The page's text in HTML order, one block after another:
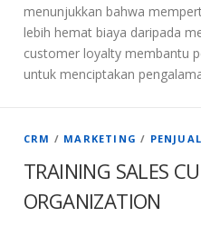
menunjukkan bahwa
lebih hemat biaya daripada
customer loyalty membantu
untuk menciptakan
CRM / MARKETING /
TRAINING SALES
ORGANIZATION